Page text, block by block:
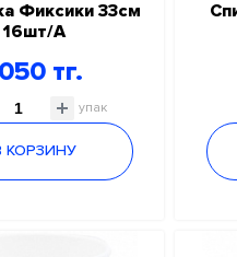
Фиксики 33см
16шт/А
тг.
упак
КОРЗИНУ